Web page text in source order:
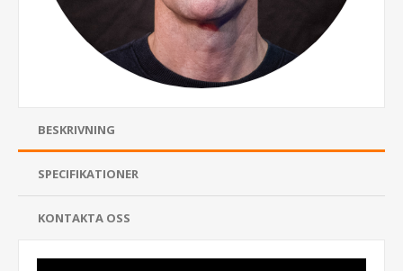
BESKRIVNING
SPECIFIKATIONER
KONTAKTA OSS